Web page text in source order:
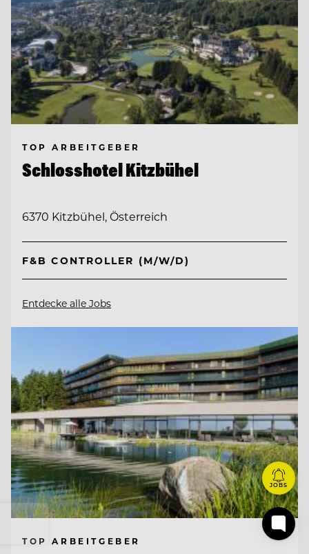
TOP ARBEITGEBER
Schlosshotel Kitzbühel
6370 Kitzbühel, Österreich
F&B CONTROLLER (M/W/D)
Entdecke alle Jobs
TOP ARBEITGEBER
JOBS